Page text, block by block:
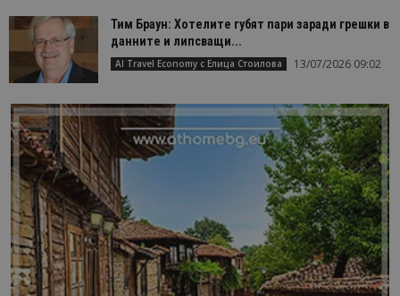
Тим Браун: Хотелите губят пари заради грешки в
данните и липсващи...
AI Travel Economy с Елица Стоилова 13/07/2026 09:02